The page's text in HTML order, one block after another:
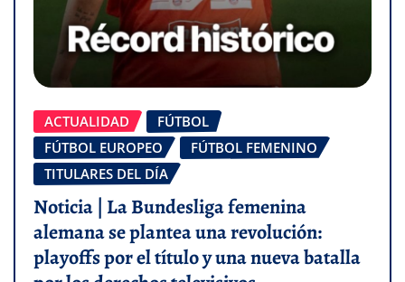
ACTUALIDAD
FÚTBOL
FÚTBOL EUROPEO
FÚTBOL FEMENINO
TITULARES DEL DÍA
Noticia | La Bundesliga femenina
alemana se plantea una revolución:
playoffs por el título y una nueva batalla